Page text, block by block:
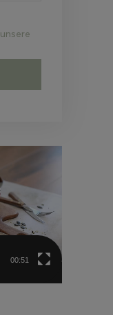
00:51